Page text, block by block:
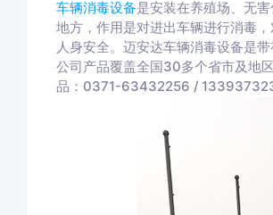
车辆消毒设备是安装在养殖场、无
地方，作用是对进出车辆进行消毒
人身安全。迈安达车辆消毒设备是
公司产品覆盖全国30多个省市及地
品：0371-63432256 /